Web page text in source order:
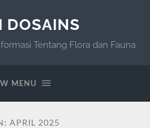
DOSAINS
Tentang Flora dan Fauna
MENU
APRIL 2025